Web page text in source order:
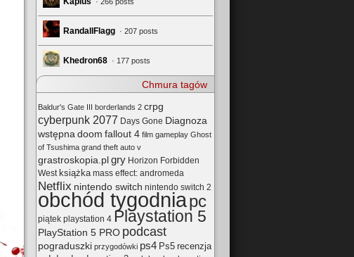
RandallFlagg · 207 posts
Khedron68 · 177 posts
Chmura tagów
Baldur's Gate III borderlands 2 crpg
cyberpunk 2077 Days Gone Diagnoza
wstępnadoom fallout 4 film gameplay Ghost
of Tsushima grand theft auto v
grastroskopia.pl gry Horizon Forbidden
West książka mass effect: andromeda
Netflix nintendo switch nintendo switch 2
obchód tygodniapc
piątek playstation 4 Playstation 5
PlayStation 5 PRO podcast
pograduszki przygodówki ps4 Ps5 recenzja